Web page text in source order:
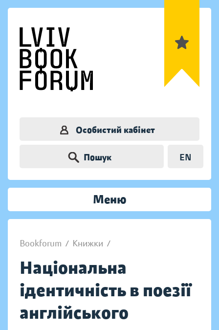
Особистий кабінет
Пошук EN
Меню
Bookforum / Книжки /
Національна
ідентичність в поезії
англійського